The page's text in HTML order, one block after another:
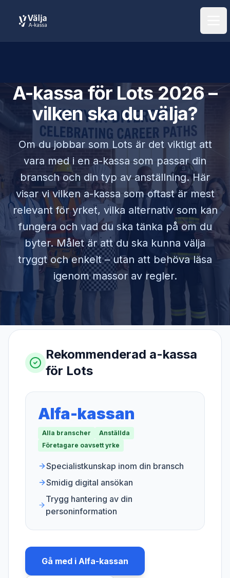
A-kassa för Lots2026 –
vilken ska du välja?
Om du jobbar som Lots är det viktigt att
vara med i en a-kassa som passar din
bransch och din typ av anställning. Här
visar vi vilken a-kassa som oftast är mest
relevant för yrket, vilka alternativ som kan
fungera och vad du ska tänka på om du
byter. Målet är att du ska kunna välja
tryggt och enkelt – utan att behöva läsa
igenom massor av regler.
Rekommenderad a-kassa
för Lots
Alfa-kassan
Alla branscher
Anställda
Företagare oavsett yrke
Specialistkunskap inom din bransch
Smidig digital ansökan
Trygg hantering av din
personinformation
Gå med i Alfa-kassan